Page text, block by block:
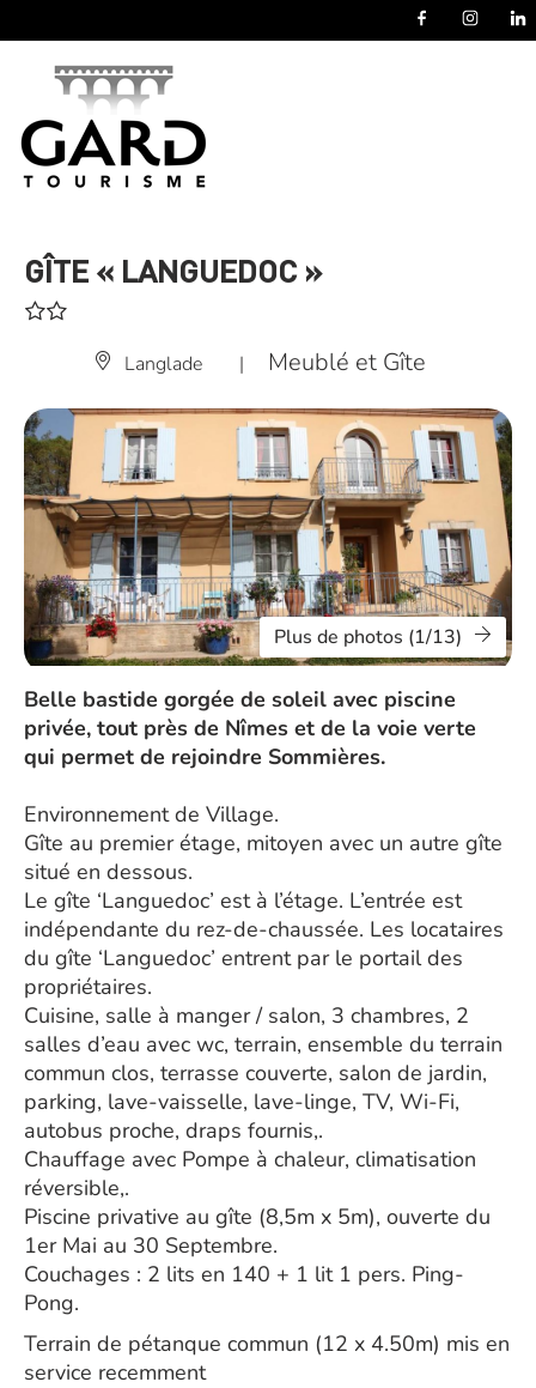
GÎTE « LANGUEDOC »
Langlade | Meublé et Gîte
Plus de photos (1/13)
Belle bastide gorgée de soleil avec piscine
privée, tout près de Nîmes et de la voie verte
qui permet de rejoindre Sommières.
Environnement de Village.
Gîte au premier étage, mitoyen avec un autre gîte
situé en dessous.
Le gîte ‘Languedoc’ est à l’étage. L’entrée est
indépendante du rez-de-chaussée. Les locataires
du gîte ‘Languedoc’ entrent par le portail des
propriétaires.
Cuisine, salle à manger / salon, 3 chambres, 2
salles d’eau avec wc, terrain, ensemble du terrain
commun clos, terrasse couverte, salon de jardin,
parking, lave-vaisselle, lave-linge, TV, Wi-Fi,
autobus proche, draps fournis,.
Chauffage avec Pompe à chaleur, climatisation
réversible,.
Piscine privative au gîte (8,5m x 5m), ouverte du
1er Mai au 30 Septembre.
Couchages : 2 lits en 140 + 1 lit 1 pers. Ping-
Pong.
Terrain de pétanque commun (12 x 4.50m) mis en
service recemment